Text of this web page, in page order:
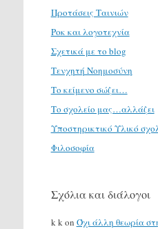
Προτάσεις Ταινιών
Ροκ και λογοτεχνία
Σχετικά με το blog
Τενχητή Νοημοσύνη
Το κείμενο σώζει…
Το σχολείο μας…αλλάζει
Υποστηρικτικό Υλικό
Φιλοσοφία
Σχόλια και διάλογοι
k kon Όχι άλλη θεωρία